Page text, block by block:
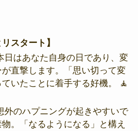
スタート】
日はあなた自身の日であり、変
直撃します。「思い切って変
いたことに着手する好機。 🧘
外のハプニングが起きやすいで
。「なるようになる」と構え